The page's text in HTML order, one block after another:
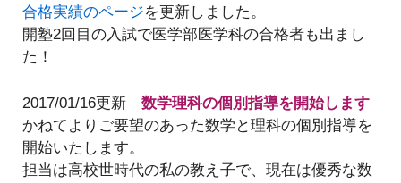
合格実績のページを更新しました。
開塾2回目の入試で医学部医学科の合格者も出まし
た！
2017/01/16更新 数学理科の個別指導を開始します
かねてよりご要望のあった数学と理科の個別指導を
開始いたします。
担当は高校世時代の私の教え子で、現在は優秀な数